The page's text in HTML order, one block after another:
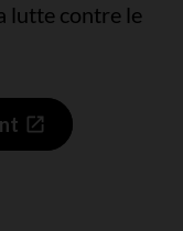
lutte contre le